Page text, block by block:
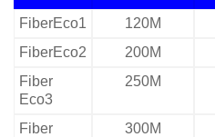
FiberEco1
120M
FiberEco2
200M
Fiber
Eco3
250M
Fiber
300M